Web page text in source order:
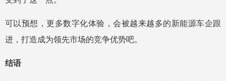
可以预想，更多数字化体验，会被越来越多的新能源车企跟
进，打造成为领先市场的竞争优势吧。
结语